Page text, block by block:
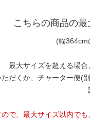
こちらの商品の
(幅364cm
最大サイズを超える場合
だくか、チャーター便(
で、最大サイズ以内でも